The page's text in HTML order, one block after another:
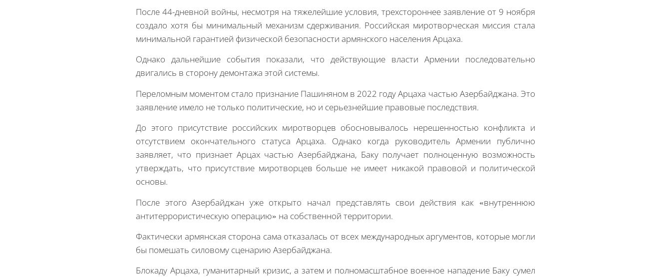
После 44-дневной войны, несмотря на тяжелейшие условия, трехстороннее заявление от 9 ноября
создало хотя бы минимальный механизм сдерживания. Российская миротворческая миссия стала
минимальной гарантией физической безопасности армянского населения Арцаха.
Однако дальнейшие события показали, что действующие власти Армении последовательно
двигались в сторону демонтажа этой системы.
Переломным моментом стало признание Пашиняном в 2022 году Арцаха частью Азербайджана. Это
заявление имело не только политические, но и серьезнейшие правовые последствия.
До этого присутствие российских миротворцев обосновывалось нерешенностью конфликта и
отсутствием окончательного статуса Арцаха. Однако когда руководитель Армении публично
заявляет, что признает Арцах частью Азербайджана, Баку получает полноценную возможность
утверждать, что присутствие миротворцев больше не имеет никакой правовой и политической
основы.
После этого Азербайджан уже открыто начал представлять свои действия как «внутреннюю
антитеррористическую операцию» на собственной территории.
Фактически армянская сторона сама отказалась от всех международных аргументов, которые могли
бы помешать силовому сценарию Азербайджана.
Блокаду Арцаха, гуманитарный кризис, а затем и полномасштабное военное нападение Баку сумел